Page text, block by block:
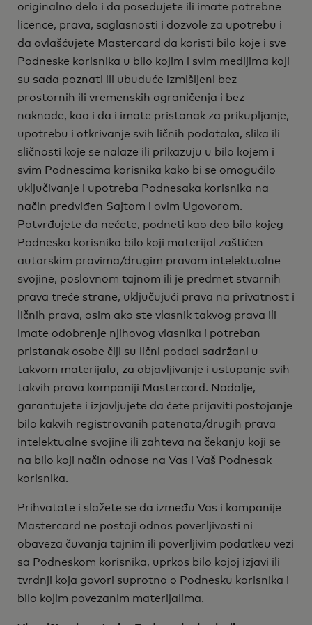
originalno delo i da posedujete ili imate potrebne
licence, prava, saglasnosti i dozvole za upotrebu i
da ovlašćujete Mastercard da koristi bilo koje i sve
Podneske korisnika u bilo kojim i svim medijima koji
su sada poznati ili ubuduće izmišljeni bez
prostornih ili vremenskih ograničenja i bez
naknade, kao i da i imate pristanak za prikupljanje,
upotrebu i otkrivanje svih ličnih podataka, slika ili
sličnosti koje se nalaze ili prikazuju u bilo kojem i
svim Podnescima korisnika kako bi se omogućilo
uključivanje i upotreba Podnesaka korisnika na
način predviđen Sajtom i ovim Ugovorom.
Potvrđujete da nećete, podneti kao deo bilo kojeg
Podneska korisnika bilo koji materijal zaštićen
autorskim pravima/drugim pravom intelektualne
svojine, poslovnom tajnom ili je predmet stvarnih
prava treće strane, uključujući prava na privatnost i
ličnih prava, osim ako ste vlasnik takvog prava ili
imate odobrenje njihovog vlasnika i potreban
pristanak osobe čiji su lični podaci sadržani u
takvom materijalu, za objavljivanje i ustupanje svih
takvih prava kompaniji Mastercard. Nadalje,
garantujete i izjavljujete da ćete prijaviti postojanje
bilo kakvih registrovanih patenata/drugih prava
intelektualne svojine ili zahteva na čekanju koji se
na bilo koji način odnose na Vas i Vaš Podnesak
korisnika.
Prihvatate i slažete se da između Vas i kompanije
Mastercard ne postoji odnos poverljivosti ni
obaveza čuvanja tajnim ili poverljivim podatkeu vezi
sa Podneskom korisnika, uprkos bilo kojoj izjavi ili
tvrdnji koja govori suprotno o Podnesku korisnika i
bilo kojim povezanim materijalima.